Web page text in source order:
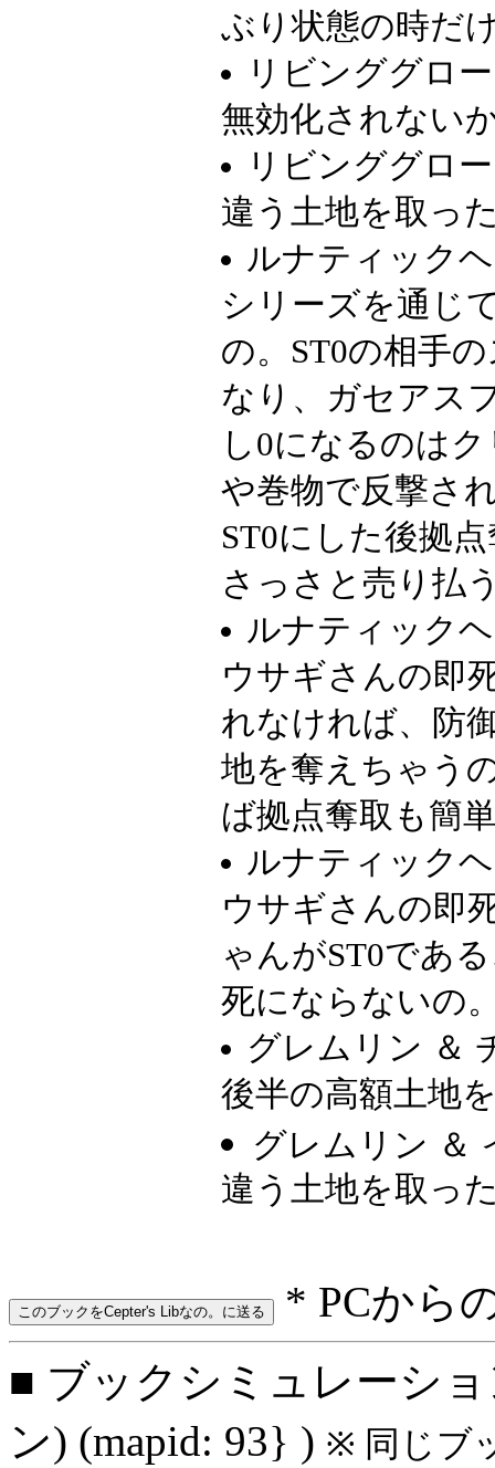
ぶり状態の時だ
リビンググロ
無効化されない
リビンググロ
違う土地を取っ
ルナティック
シリーズを通じ
の。ST0の相手
なり、ガセアス
し0になるのは
や巻物で反撃さ
ST0にした後拠
さっさと売り払
ルナティック
ウサギさんの即
れなければ、防
地を奪えちゃう
ば拠点奪取も簡
ルナティック
ウサギさんの即
ゃんがST0であ
死にならないの
グレムリン ＆
後半の高額土地
グレムリン ＆
違う土地を取っ
* PCから
■ ブックシミュレーシ
ン) (mapid: 93} ) ※ 同じブ